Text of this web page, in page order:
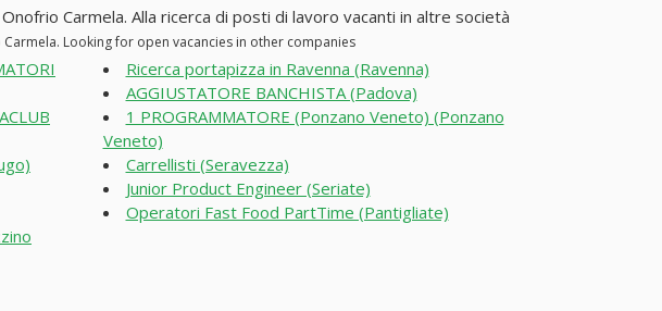
Carmela. Alla ricerca di posti di lavoro vacanti in altre società
Looking for open vacancies in other companies
Ricerca portapizza in Ravenna (Ravenna)
AGGIUSTATORE BANCHISTA (Padova)
1 PROGRAMMATORE (Ponzano Veneto) (Ponzano
Veneto)
Carrellisti (Seravezza)
Junior Product Engineer (Seriate)
Operatori Fast Food PartTime (Pantigliate)